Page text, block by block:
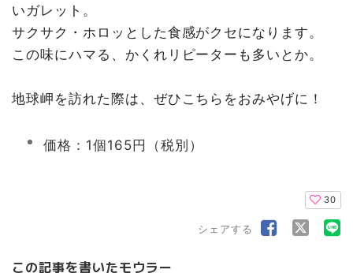
いガレット。
サクサク・ホロッとした食感がクセになります。
この味にハマる、かくれリピーターも多いとか。
地球岬を訪れた際は、ぜひこちらをおみやげに！
価格：1個165円（税別）
30
シェアする
この記事を書いたモウラー